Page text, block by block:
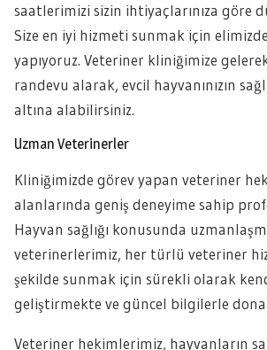
saatlerimizi sizin ihtiyaçlarınıza göre
Size en iyi hizmeti sunmak için
yapıyoruz. Veteriner kliniğimize
randevu alarak, evcil hayvanınızın
altına alabilirsiniz.
Uzman Veterinerler
Kliniğimizde görev yapan veteriner
alanlarında geniş deneyime sahip
Hayvan sağlığı konusunda
veterinerlerimiz, her türlü veteriner
şekilde sunmak için sürekli olarak
geliştirmekte ve güncel bilgilerle
Veteriner hekimlerimiz, hayvanların